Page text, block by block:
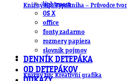
lightroom
OS X
office
fonty zadarmo
rozmery papiera
slovník pojmov
DENNÍK DETEPÁKA
OD DETEPÁKOV
Knižný tip: Typokniha – Průvodce
Knižný tip: Kreativní grafika